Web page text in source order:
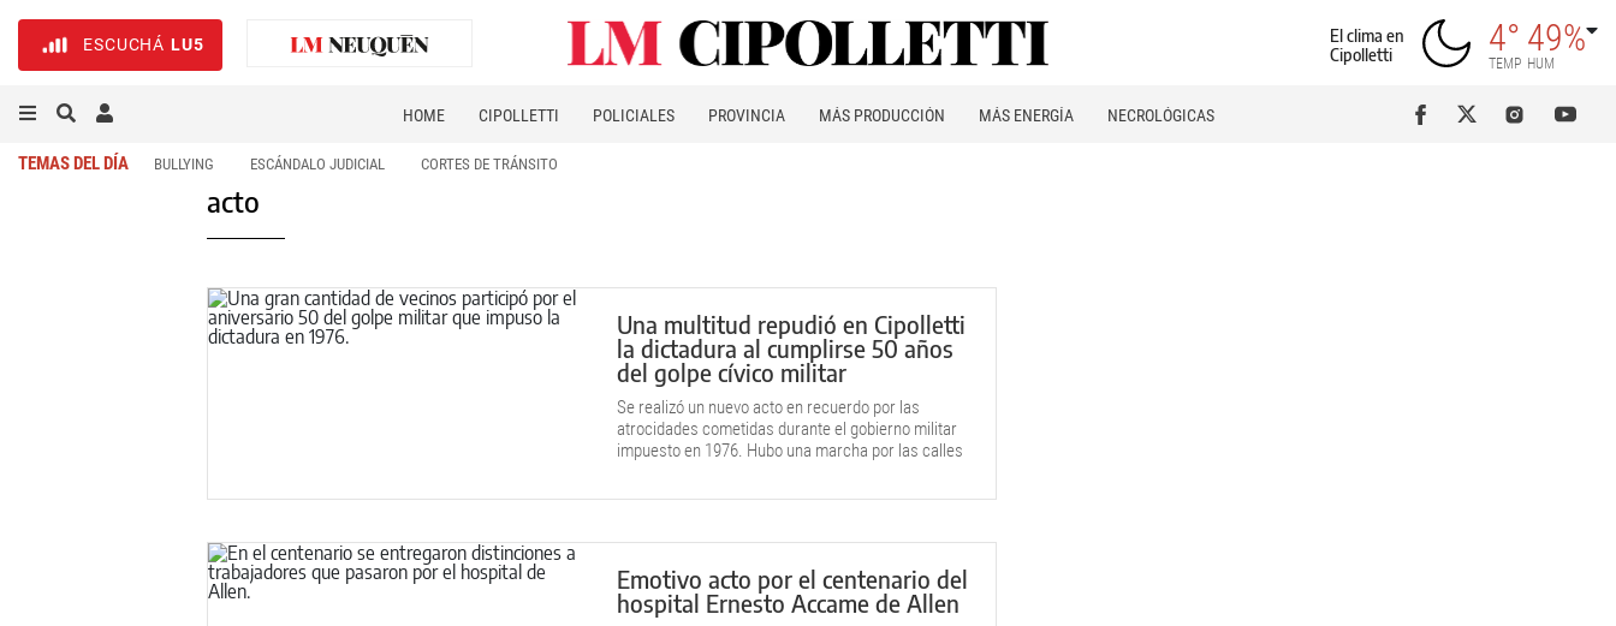
ESCUCHÁ LU5
El clima en
Cipolletti
4°
TEMP
49%
HUM
HOME CIPOLLETTI POLICIALES PROVINCIA MÁS PRODUCCIÓN MÁS ENERGÍA NECROLÓGICAS
TEMAS DEL DÍA BULLYING ESCÁNDALO JUDICIAL CORTES DE TRÁNSITO
acto
Una multitud repudió en Cipolletti
la dictadura al cumplirse 50 años
del golpe cívico militar
Se realizó un nuevo acto en recuerdo por las
atrocidades cometidas durante el gobierno militar
impuesto en 1976. Hubo una marcha por las calles
Emotivo acto por el centenario del
hospital Ernesto Accame de Allen